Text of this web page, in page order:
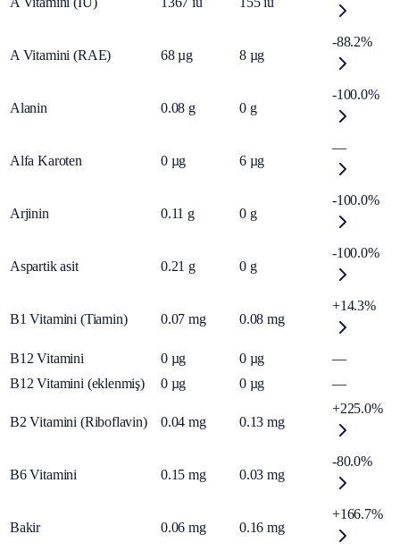
A Vitamini (RAE) 68 µg 8 µg
-88.2%
Alanin 0.08 g 0 g
-100.0%
Alfa Karoten 0 µg 6 µg
—
Arjinin 0.11 g 0 g
-100.0%
Aspartik asit 0.21 g 0 g
-100.0%
B1 Vitamini (Tiamin) 0.07 mg 0.08 mg
+14.3%
B12 Vitamini 0 µg 0 µg
—
B12 Vitamini (eklenmiş)
0 µg 0 µg —
B2 Vitamini (Riboflavin) 0.04 mg 0.13 mg
+225.0%
B6 Vitamini 0.15 mg 0.03 mg
-80.0%
Bakir 0.06 mg 0.16 mg
+166.7%